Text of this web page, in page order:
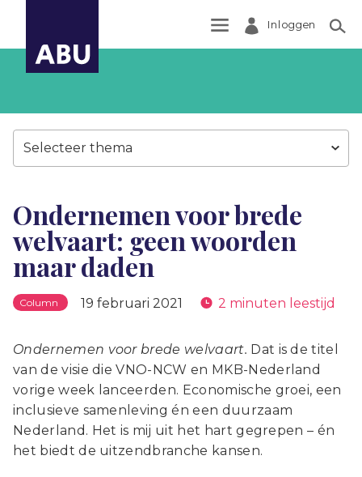
Inloggen
Selecteer thema
Ondernemen voor brede
welvaart: geen woorden
maar daden
Column 19 februari 2021 2 minuten leestijd
Ondernemen voor brede welvaart. Dat is de titel
van de visie die VNO-NCW en MKB-Nederland
vorige week lanceerden. Economische groei, een
inclusieve samenleving én een duurzaam
Nederland. Het is mij uit het hart gegrepen – én
het biedt de uitzendbranche kansen.